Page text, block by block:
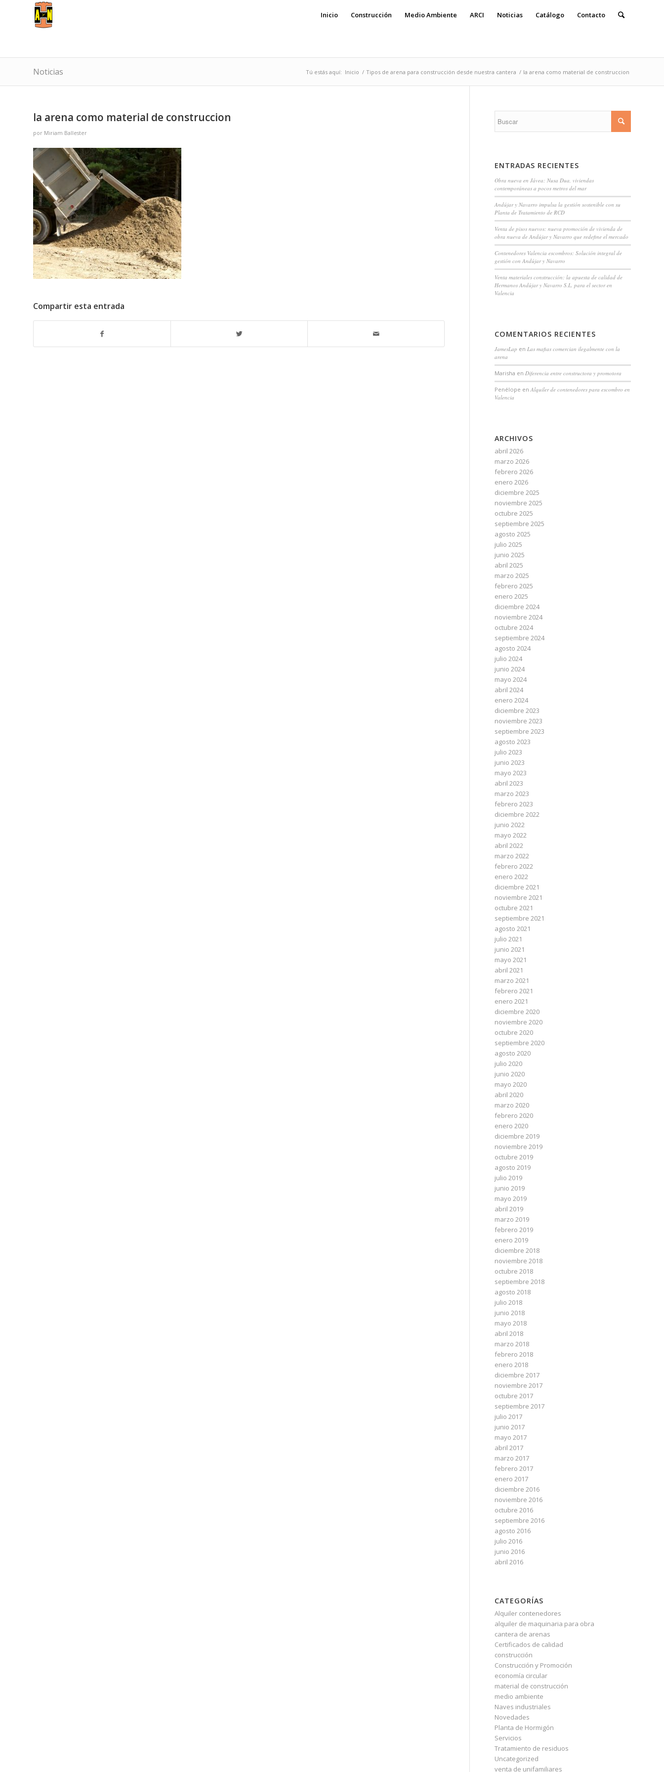
Inicio Construcción Medio Ambiente ARCI Noticias Catálogo Contacto
Noticias Tú estás aquí: Inicio / Tipos de arena para construcción desde nuestra cantera / la arena como material de construccion
la arena como material de construccion
por Miriam Ballester
Compartir esta entrada
ENTRADAS RECIENTES
Obra nueva en Jávea: Nusa Dua, viviendas
contemporáneas a pocos metros del mar
Andújar y Navarro impulsa la gestión sostenible con su
Planta de Tratamiento de RCD
Venta de pisos nuevos: nueva promoción de vivienda de
obra nueva de Andújar y Navarro que redefine el mercado
Contenedores Valencia escombros: Solución integral de
gestión con Andújar y Navarro
Venta materiales construcción: la apuesta de calidad de
Hermanos Andújar y Navarro S.L. para el sector en
Valencia
COMENTARIOS RECIENTES
JamesLap enLas mafias comercian ilegalmente con la
arena
Marisha enDiferencia entre constructora y promotora
Penélope enAlquiler de contenedores para escombro en
Valencia
ARCHIVOS
abril 2026
marzo 2026
febrero 2026
enero 2026
diciembre 2025
noviembre 2025
octubre 2025
septiembre 2025
agosto 2025
julio 2025
junio 2025
abril 2025
marzo 2025
febrero 2025
enero 2025
diciembre 2024
noviembre 2024
octubre 2024
septiembre 2024
agosto 2024
julio 2024
junio 2024
mayo 2024
abril 2024
enero 2024
diciembre 2023
noviembre 2023
septiembre 2023
agosto 2023
julio 2023
junio 2023
mayo 2023
abril 2023
marzo 2023
febrero 2023
diciembre 2022
junio 2022
mayo 2022
abril 2022
marzo 2022
febrero 2022
enero 2022
diciembre 2021
noviembre 2021
octubre 2021
septiembre 2021
agosto 2021
julio 2021
junio 2021
mayo 2021
abril 2021
marzo 2021
febrero 2021
enero 2021
diciembre 2020
noviembre 2020
octubre 2020
septiembre 2020
agosto 2020
julio 2020
junio 2020
mayo 2020
abril 2020
marzo 2020
febrero 2020
enero 2020
diciembre 2019
noviembre 2019
octubre 2019
agosto 2019
julio 2019
junio 2019
mayo 2019
abril 2019
marzo 2019
febrero 2019
enero 2019
diciembre 2018
noviembre 2018
octubre 2018
septiembre 2018
agosto 2018
julio 2018
junio 2018
mayo 2018
abril 2018
marzo 2018
febrero 2018
enero 2018
diciembre 2017
noviembre 2017
octubre 2017
septiembre 2017
julio 2017
junio 2017
mayo 2017
abril 2017
marzo 2017
febrero 2017
enero 2017
diciembre 2016
noviembre 2016
octubre 2016
septiembre 2016
agosto 2016
julio 2016
junio 2016
abril 2016
CATEGORÍAS
Alquiler contenedores
alquiler de maquinaria para obra
cantera de arenas
Certificados de calidad
construcción
Construcción y Promoción
economía circular
material de construcción
medio ambiente
Naves industriales
Novedades
Planta de Hormigón
Servicios
Tratamiento de residuos
Uncategorized
venta de unifamiliares